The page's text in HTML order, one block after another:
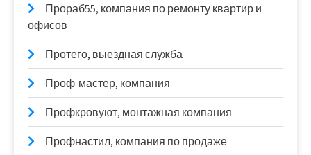
Прораб55, компания по ремонту квартир и
офисов
Протего, выездная служба
Проф-мастер, компания
Профкровуют, монтажная компания
Профнастил, компания по продаже